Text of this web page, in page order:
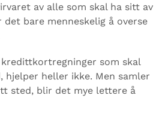
av alle som skal ha sitt av
bare menneskelig å overse
som skal
hjelper heller ikke. Men samler
sted, blir det mye lettere å